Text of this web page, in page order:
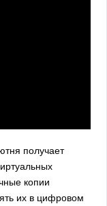
получает
копии
их в цифровом